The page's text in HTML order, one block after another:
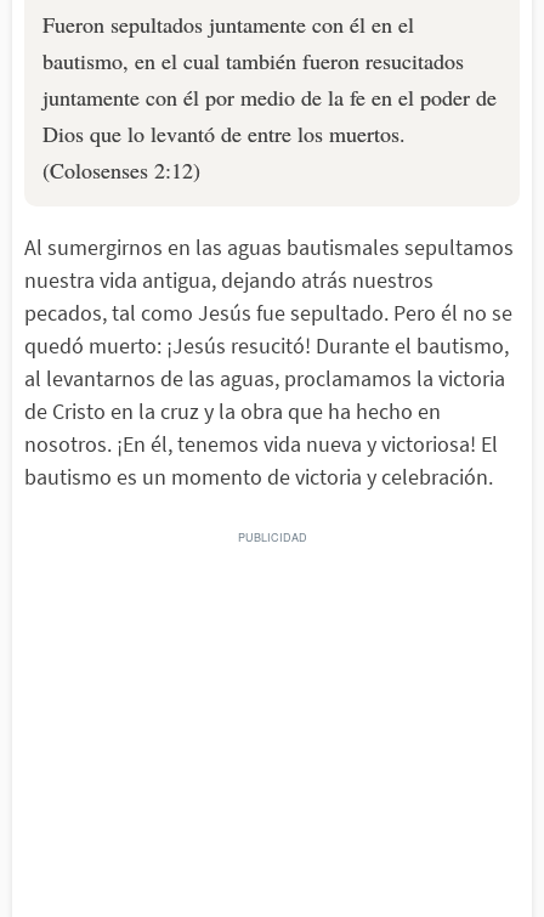
Fueron sepultados juntamente con él en el
bautismo, en el cual también fueron resucitados
juntamente con él por medio de la fe en el poder de
Dios que lo levantó de entre los muertos.
(Colosenses 2:12)
Al sumergirnos en las aguas bautismales sepultamos
nuestra vida antigua, dejando atrás nuestros
pecados, tal como Jesús fue sepultado. Pero él no se
quedó muerto: ¡Jesús resucitó! Durante el bautismo,
al levantarnos de las aguas, proclamamos la victoria
de Cristo en la cruz y la obra que ha hecho en
nosotros. ¡En él, tenemos vida nueva y victoriosa! El
bautismo es un momento de victoria y celebración.